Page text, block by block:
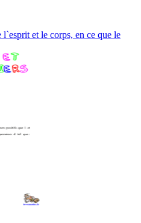
et le corps, en ce que le